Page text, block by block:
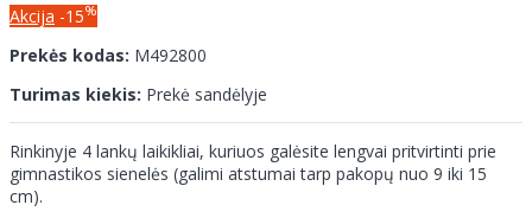
Akcija -15%
Prekės kodas: M492800
Turimas kiekis: Prekė sandėlyje
Rinkinyje 4 lankų laikikliai, kuriuos galėsite lengvai pritvirtinti prie
gimnastikos sienelės (galimi atstumai tarp pakopų nuo 9 iki 15
cm).